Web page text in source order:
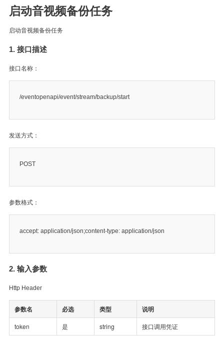
启动音视频备份任务
启动音视频备份任务
1. 接口描述
接口名称：
/eventopenapi/event/stream/backup/start
发送方式：
POST
参数格式：
accept: application/json;content-type: application/json
2. 输入参数
Http Header
参数名 必选 类型 说明
token 是 string 接口调用凭证